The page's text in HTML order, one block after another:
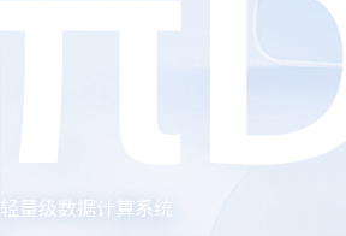
轻量级数据计算系统